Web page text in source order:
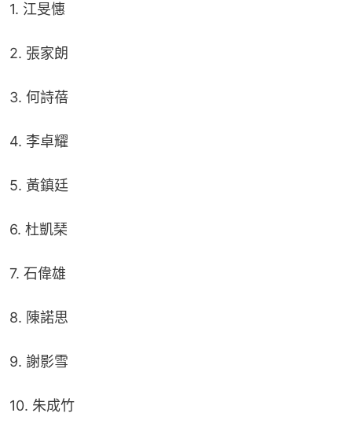
1. 江旻憓
2. 張家朗
3. 何詩蓓
4. 李卓耀
5. 黃鎮廷
6. 杜凱琹
7. 石偉雄
8. 陳諾思
9. 謝影雪
10. 朱成竹